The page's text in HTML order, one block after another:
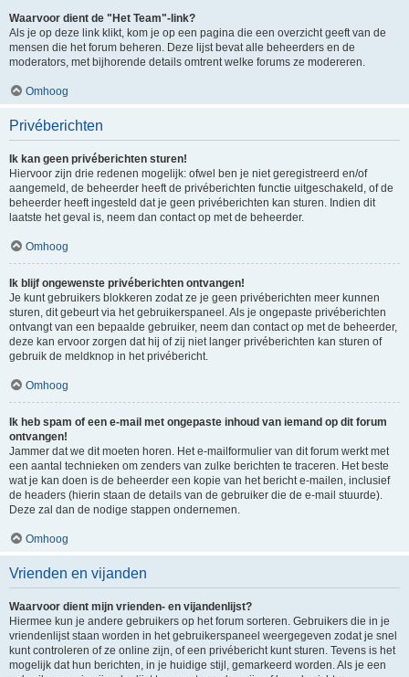
Waarvoor dient de "Het Team"-link?
Als je op deze link klikt, kom je op een pagina die een overzicht geeft van de
mensen die het forum beheren. Deze lijst bevat alle beheerders en de
moderators, met bijhorende details omtrent welke forums ze modereren.
Omhoog
Privéberichten
Ik kan geen privéberichten sturen!
Hiervoor zijn drie redenen mogelijk: ofwel ben je niet geregistreerd en/of
aangemeld, de beheerder heeft de privéberichten functie uitgeschakeld, of de
beheerder heeft ingesteld dat je geen privéberichten kan sturen. Indien dit
laatste het geval is, neem dan contact op met de beheerder.
Omhoog
Ik blijf ongewenste privéberichten ontvangen!
Je kunt gebruikers blokkeren zodat ze je geen privéberichten meer kunnen
sturen, dit gebeurt via het gebruikerspaneel. Als je ongepaste privéberichten
ontvangt van een bepaalde gebruiker, neem dan contact op met de beheerder,
deze kan ervoor zorgen dat hij of zij niet langer privéberichten kan sturen of
gebruik de meldknop in het privébericht.
Omhoog
Ik heb spam of een e-mail met ongepaste inhoud van iemand op dit forum
ontvangen!
Jammer dat we dit moeten horen. Het e-mailformulier van dit forum werkt met
een aantal technieken om zenders van zulke berichten te traceren. Het beste
wat je kan doen is de beheerder een kopie van het bericht e-mailen, inclusief
de headers (hierin staan de details van de gebruiker die de e-mail stuurde).
Deze zal dan de nodige stappen ondernemen.
Omhoog
Vrienden en vijanden
Waarvoor dient mijn vrienden- en vijandenlijst?
Hiermee kun je andere gebruikers op het forum sorteren. Gebruikers die in je
vriendenlijst staan worden in het gebruikerspaneel weergegeven zodat je snel
kunt controleren of ze online zijn, of een privébericht kunt sturen. Tevens is het
mogelijk dat hun berichten, in je huidige stijl, gemarkeerd worden. Als je een